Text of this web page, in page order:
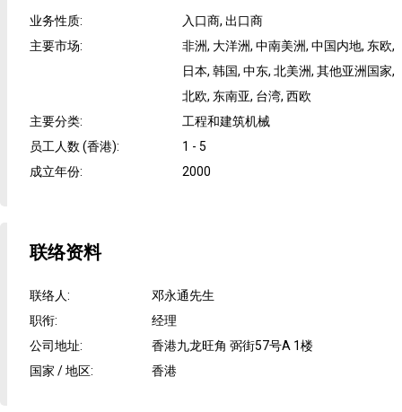
业务性质:
入口商, 出口商
主要市场:
非洲, 大洋洲, 中南美洲, 中国内地, 东欧,
日本, 韩国, 中东, 北美洲, 其他亚洲国家,
北欧, 东南亚, 台湾, 西欧
主要分类:
工程和建筑机械
员工人数 (香港):
1 - 5
成立年份: 2000
联络资料
联络人:
邓永通先生
职衔:
经理
公司地址:
香港九龙旺角 弼街57号A 1楼
国家 / 地区: 香港